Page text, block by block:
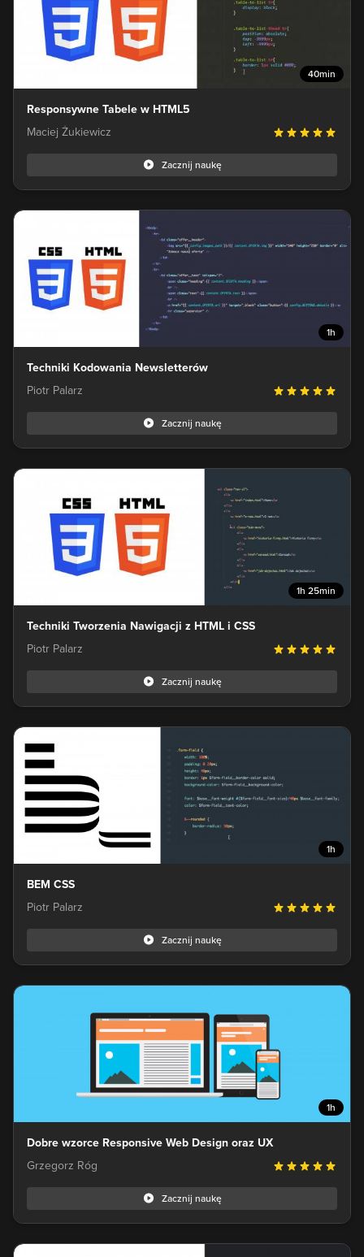
40min
Responsywne Tabele w HTML5
Maciej Żukiewicz
Zacznij naukę
1h
Techniki Kodowania Newsletterów
Piotr Palarz
Zacznij naukę
1h 25min
Techniki Tworzenia Nawigacji z HTML i CSS
Piotr Palarz
Zacznij naukę
1h
BEM CSS
Piotr Palarz
Zacznij naukę
1h
Dobre wzorce Responsive Web Design oraz UX
Grzegorz Róg
Zacznij naukę